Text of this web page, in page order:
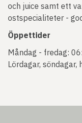
och juice samt ett
ostspecialiteter -
Öppettider
Måndag - fredag:
Lördagar,